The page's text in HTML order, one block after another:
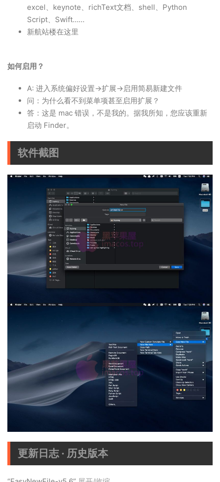
excel、keynote、richText文档、shell、Python
Script、Swift……
新航站楼在这里
如何启用？
A: 进入系统偏好设置->扩展->启用简易新建文件
问：为什么看不到菜单项甚至启用扩展？
答：这是 mac 错误，不是我的。据我所知，您应该重新
启动 Finder。
软件截图
更新日志 · 历史版本